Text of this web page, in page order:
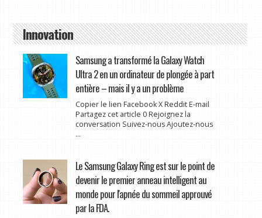
Innovation
Samsung a transformé la Galaxy Watch
Ultra 2 en un ordinateur de plongée à part
entière – mais il y a un problème
Copier le lien Facebook X Reddit E-mail
Partagez cet article 0 Rejoignez la
conversation Suivez-nous Ajoutez-nous
...
Le Samsung Galaxy Ring est sur le point de
devenir le premier anneau intelligent au
monde pour l'apnée du sommeil approuvé
par la FDA.